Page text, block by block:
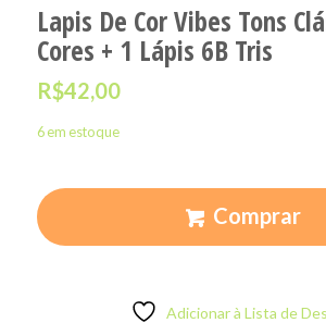
Lapis De Cor Vibes Tons
Cores + 1 Lápis 6B Tris
R$42,00
6 em estoque
Comprar
Adicionar à Lista de